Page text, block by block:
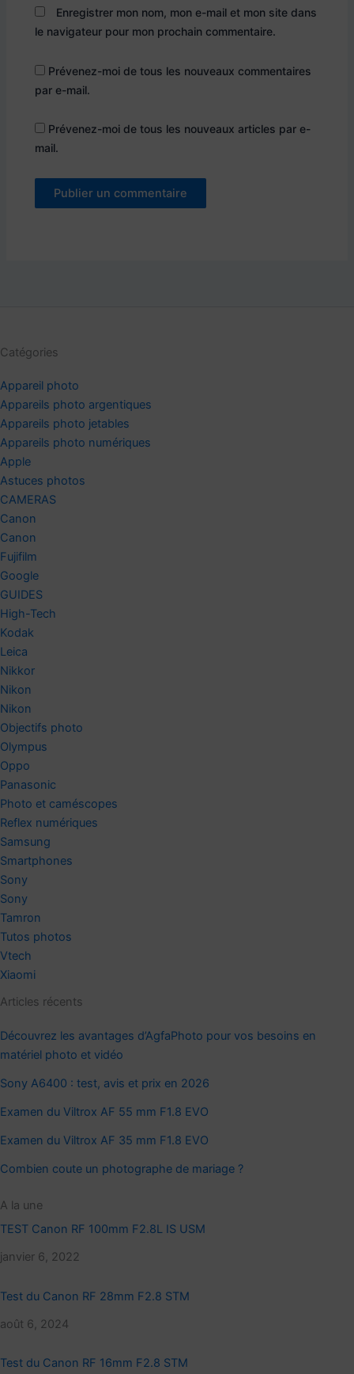
Enregistrer mon nom, mon e-mail et mon site dans
le navigateur pour mon prochain commentaire.
Prévenez-moi de tous les nouveaux commentaires
par e-mail.
Prévenez-moi de tous les nouveaux articles par e-
mail.
Catégories
Appareil photo
Appareils photo argentiques
Appareils photo jetables
Appareils photo numériques
Apple
Astuces photos
CAMERAS
Canon
Canon
Fujifilm
Google
GUIDES
High-Tech
Kodak
Leica
Nikkor
Nikon
Nikon
Objectifs photo
Olympus
Oppo
Panasonic
Photo et caméscopes
Reflex numériques
Samsung
Smartphones
Sony
Sony
Tamron
Tutos photos
Vtech
Xiaomi
Articles récents
Découvrez les avantages d’AgfaPhoto pour vos besoins en
matériel photo et vidéo
Sony A6400 : test, avis et prix en 2026
Examen du Viltrox AF 55 mm F1.8 EVO
Examen du Viltrox AF 35 mm F1.8 EVO
Combien coute un photographe de mariage ?
A la une
TEST Canon RF 100mm F2.8L IS USM
Date
janvier 6, 2022
Test du Canon RF 28mm F2.8 STM
Date
août 6, 2024
Test du Canon RF 16mm F2.8 STM